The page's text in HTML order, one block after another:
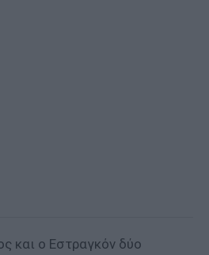
και ο Εστραγκόν δύο